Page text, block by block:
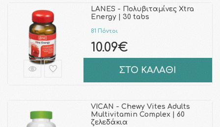
LANES - Πολυβιταμίνες Xtra
Energy | 30 tabs
81 Πόντοι
10.09€
ΣΤΟ ΚΑΛΑΘΙ
VICAN - Chewy Vites Adults
Multivitamin Complex | 60
ζελεδάκια